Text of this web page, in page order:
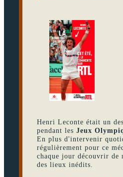
Henri Leconte était un
pendant lesJeux
En plus d'intervenir
régulièrement pour ce
chaque jour découvrir de
des lieux inédits.